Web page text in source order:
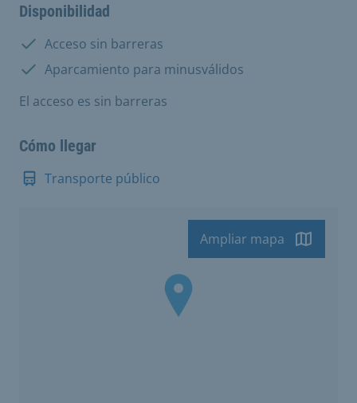
Disponibilidad
Disponible:
Acceso sin barreras
Disponible:
Aparcamiento para minusválidos
El acceso es sin barreras
Cómo llegar
Transporte público
Ampliar mapa